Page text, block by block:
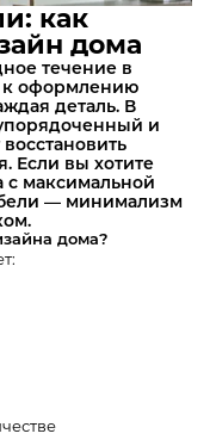
как
дома
течение в
к оформлению
деталь. В
и
Если вы хотите
с максимальной
— минимализм
дома?